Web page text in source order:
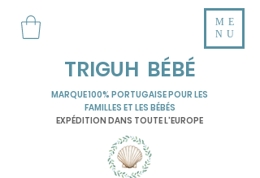
TRIGUH BÉBÉ
ME
NU
MARQUE 100% PORTUGAISE POUR LES
FAMILLES ET LES BÉBÉS
EXPÉDITION DANS TOUTE L'EUROPE